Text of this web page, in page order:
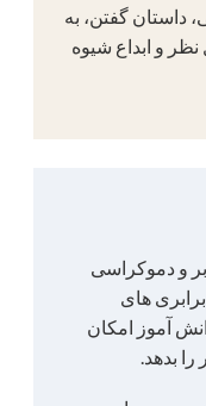
داستان گفتن، به
و ابداع شیوه
و دموکراسی
های
آموز امکان
بدهد.